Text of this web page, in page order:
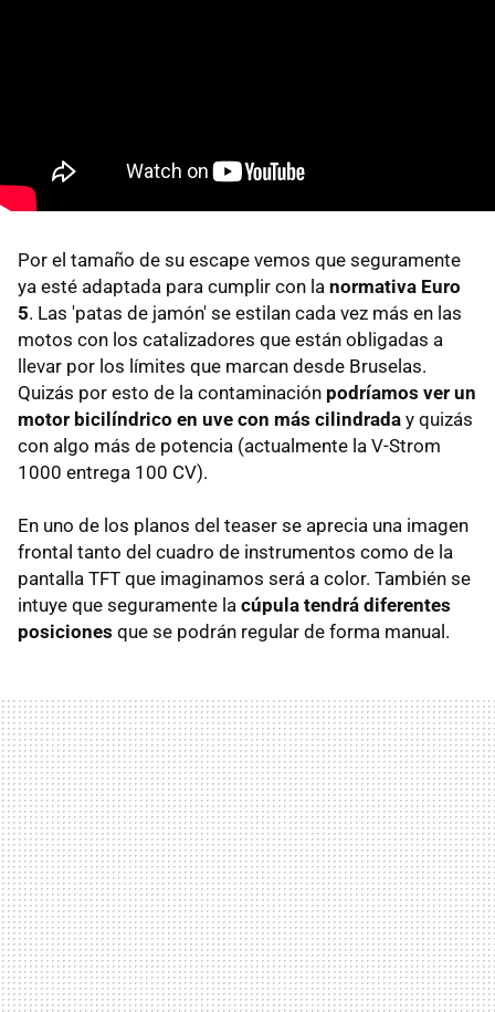
Por el tamaño de su escape vemos que seguramente
ya esté adaptada para cumplir con la normativa Euro
5. Las 'patas de jamón' se estilan cada vez más en las
motos con los catalizadores que están obligadas a
llevar por los límites que marcan desde Bruselas.
Quizás por esto de la contaminación podríamos ver un
motor bicilíndrico en uve con más cilindrada y quizás
con algo más de potencia (actualmente la V-Strom
1000 entrega 100 CV).
En uno de los planos del teaser se aprecia una imagen
frontal tanto del cuadro de instrumentos como de la
pantalla TFT que imaginamos será a color. También se
intuye que seguramente la cúpula tendrá diferentes
posiciones que se podrán regular de forma manual.